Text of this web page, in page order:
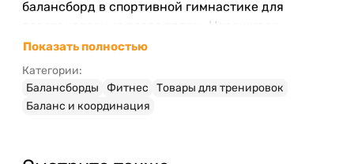
балансборд в спортивной гимнастике для
восстановления после травм. Наращивая
мышечную массу и хрящевые ткани она
значительно сокращает процесс реабилитации.
Преимущества балансборда
Показать полностью
Категории:
Балансборды
Фитнес
Товары для тренировок
Баланс и координация